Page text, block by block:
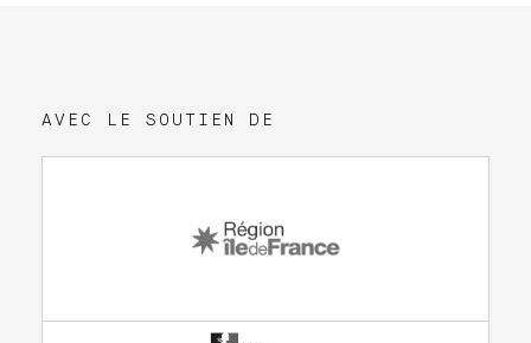
AVEC LE SOUTIEN DE